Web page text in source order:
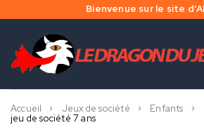
Bienvenue sur le site
Accueil Jeux de société Enfants
jeu de société 7 ans